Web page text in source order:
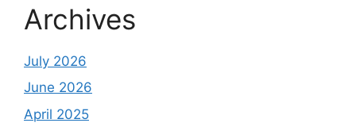
Archives
July 2026
June 2026
April 2025